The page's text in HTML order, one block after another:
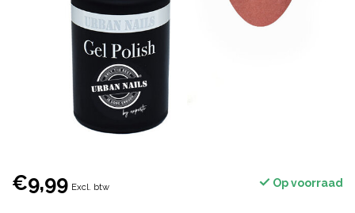
€9,99 Excl. btw Op voorraad